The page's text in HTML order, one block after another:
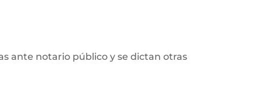
ante notario público y se dictan otras